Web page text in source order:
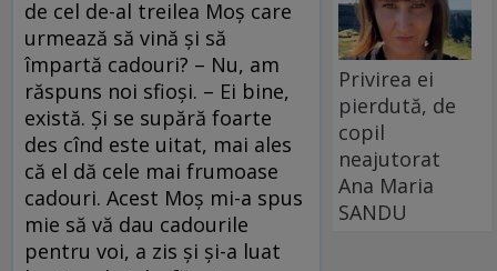
de cel de-al treilea Moş care
urmează să vină şi să
împartă cadouri? – Nu, am
răspuns noi sfioşi. – Ei bine,
există. Şi se supără foarte
des cînd este uitat, mai ales
că el dă cele mai frumoase
cadouri. Acest Moş mi-a spus
mie să vă dau cadourile
pentru voi, a zis şi şi-a luat
Privirea ei
pierdută, de
copil
neajutorat
Ana Maria
SANDU